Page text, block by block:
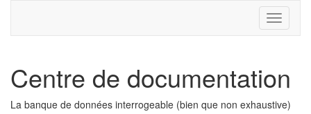
Toggle
Centre de documentation
La banque de données interrogeable (bien que non exhaustive)